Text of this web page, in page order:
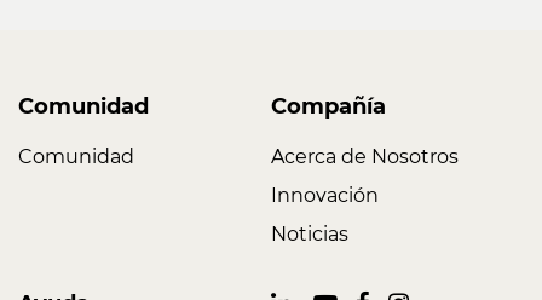
Comunidad
Comunidad
Compañía
Acerca de Nosotros
Innovación
Noticias